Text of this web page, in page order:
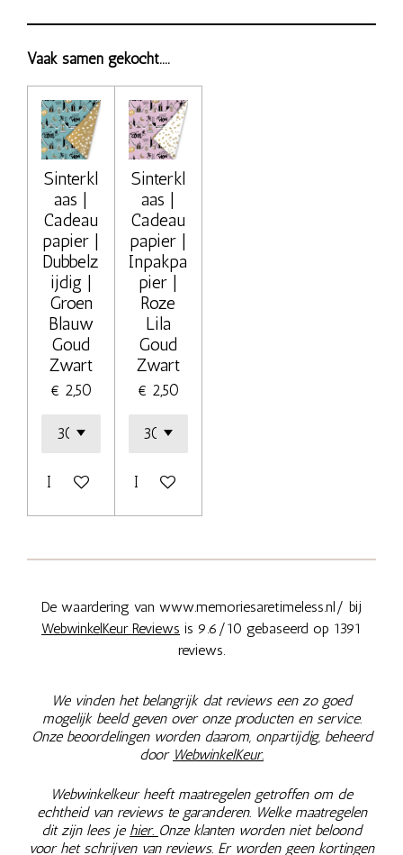
Vaak samen gekocht....
Sinterkl
aas |
Cadeau
papier |
Dubbelz
ijdig |
Groen
Blauw
Goud
Zwart
€ 2,50
In winkelwagen
Sinterkl
aas |
Cadeau
papier |
Inpakpa
pier |
Roze
Lila
Goud
Zwart
€ 2,50
In winkelwagen
De waardering van www.memoriesaretimeless.nl/ bij
WebwinkelKeur Reviews is 9.6/10 gebaseerd op 1391
reviews.
We vinden het belangrijk dat reviews een zo goed
mogelijk beeld geven over onze producten en service.
Onze beoordelingen worden daarom, onpartijdig, beheerd
door WebwinkelKeur.
Webwinkelkeur heeft maatregelen getroffen om de
echtheid van reviews te garanderen. Welke maatregelen
dit zijn lees je hier. Onze klanten worden niet beloond
voor het schrijven van reviews. Er worden geen kortingen